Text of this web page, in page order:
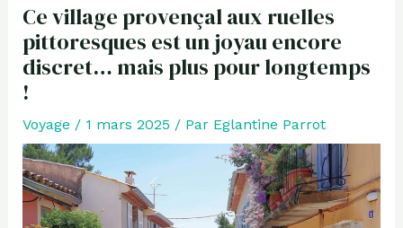
Ce village provençal aux ruelles
pittoresques est un joyau encore
discret… mais plus pour longtemps
!
Voyage / 1 mars 2025 / Par Eglantine Parrot